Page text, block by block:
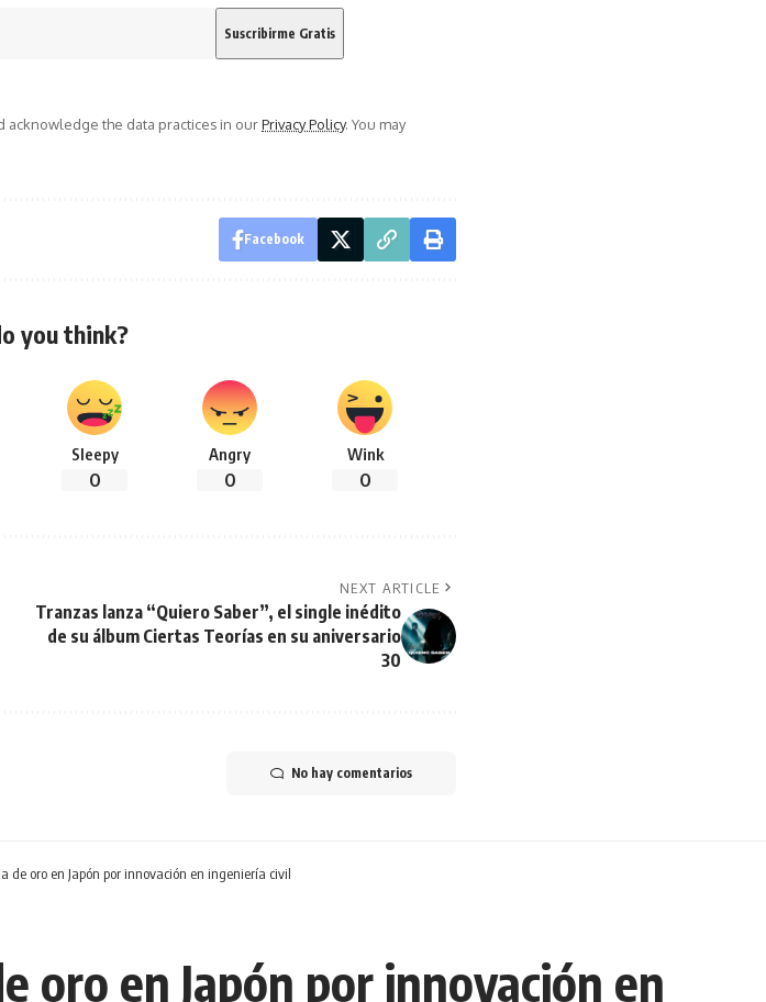
acknowledge the data practices in ourPrivacy Policy. You may
Facebook
you think?
Sleepy
0
Angry
0
Wink
0
NEXT ARTICLE
Tranzas lanza “Quiero Saber”, el single inédito
de su álbum Ciertas Teorías en su aniversario
30
No hay comentarios
de oro en Japón por innovación en ingeniería civil
oro en Japón por innovación en